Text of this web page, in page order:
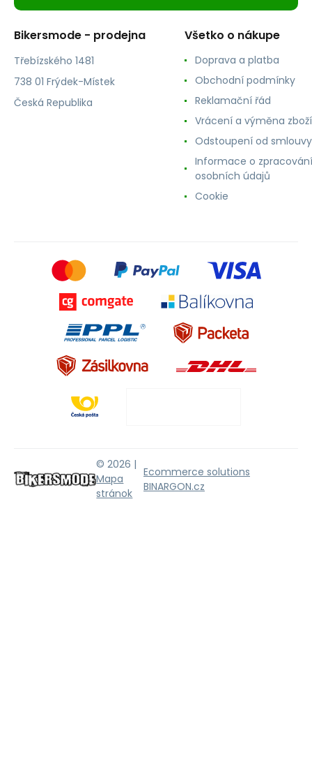
Bikersmode - prodejna
Třebízského 1481
738 01 Frýdek-Místek
Česká Republika
Všetko o nákupe
Doprava a platba
Obchodní podmínky
Reklamační řád
Vrácení a výměna zboží
Odstoupení od smlouvy
Informace o zpracování
osobních údajů
Cookie
© 2026 |
Mapa
stránok
Ecommerce solutions
BINARGON.cz